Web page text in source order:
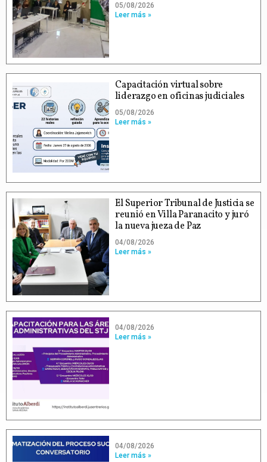
05/08/2026
Leer más »
Capacitación virtual sobre
liderazgo en oficinas judiciales
05/08/2026
Leer más »
El Superior Tribunal de Justicia se
reunió en Villa Paranacito y juró
la nueva jueza de Paz
04/08/2026
Leer más »
04/08/2026
Leer más »
04/08/2026
Leer más »